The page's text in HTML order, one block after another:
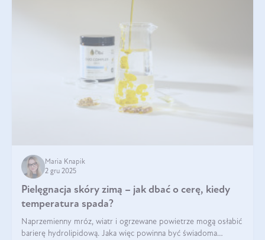
Maria Knapik
2 gru 2025
Pielęgnacja skóry zimą – jak dbać o cerę, kiedy
temperatura spada?
Naprzemienny mróz, wiatr i ogrzewane powietrze mogą osłabić
barierę hydrolipidową. Jaka więc powinna być świadoma